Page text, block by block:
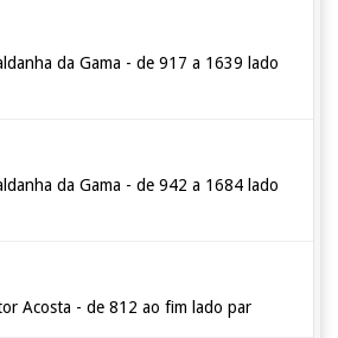
da Gama - de 917 a 1639 lado
da Gama - de 942 a 1684 lado
Acosta - de 812 ao fim lado par